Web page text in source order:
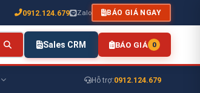
0912.124.679 Zalo BÁO GIÁ NGAY
Sales CRM BÁO GIÁ 0
Hỗ trợ:0912.124.679